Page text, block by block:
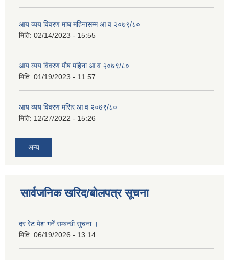
आय व्यय विवरण माघ महिनासम्म आ व २०७९/८०
मिति: 02/14/2023 - 15:55
आय व्यय विवरण पौष महिना आ व २०७९/८०
मिति: 01/19/2023 - 11:57
आय व्यय विवरण मंसिर आ व २०७९/८०
मिति: 12/27/2022 - 15:26
अन्य
सार्वजनिक खरिद/बोलपत्र सूचना
दर रेट पेश गर्ने सम्बन्धी सुचना ।
मिति: 06/19/2026 - 13:14